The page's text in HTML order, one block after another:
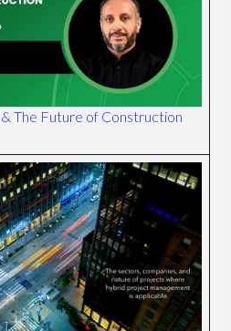
The Future of Construction